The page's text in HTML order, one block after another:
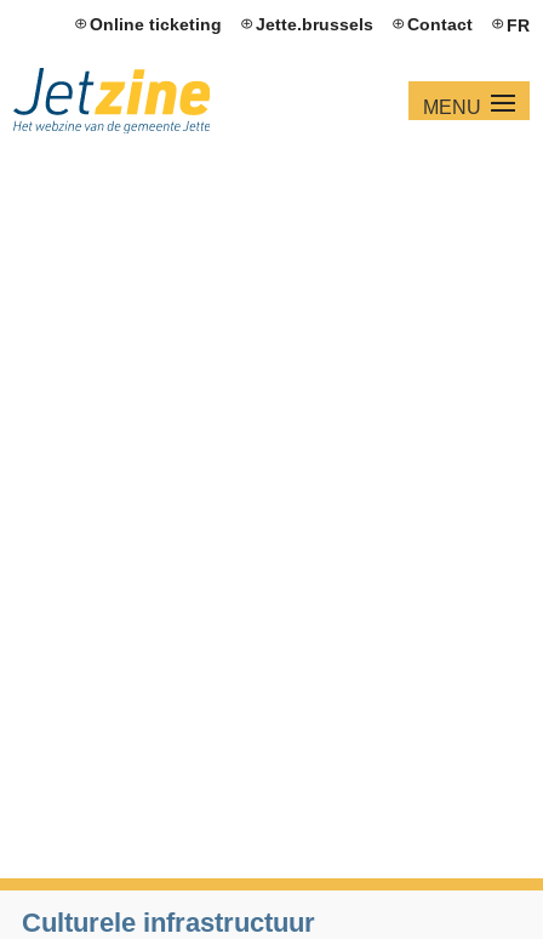
Online ticketing Jette.brussels Contact FR
Culturele infrastructuur